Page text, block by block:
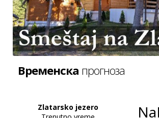
Временска прогноза